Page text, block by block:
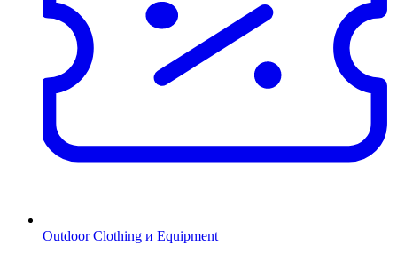
Outdoor Clothing и Equipment